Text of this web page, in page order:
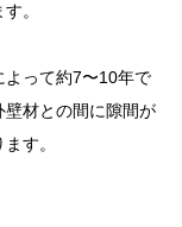
。
よって約7〜10年で
材との間に隙間が
す。